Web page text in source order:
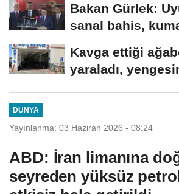
Bakan Gürlek:
sanal bahis,
Kavga ettiği
yaraladı,
DÜNYA
Yayınlanma: 03 Haziran 2026 - 08:24
ABD: İran limanına
seyreden yüksüz